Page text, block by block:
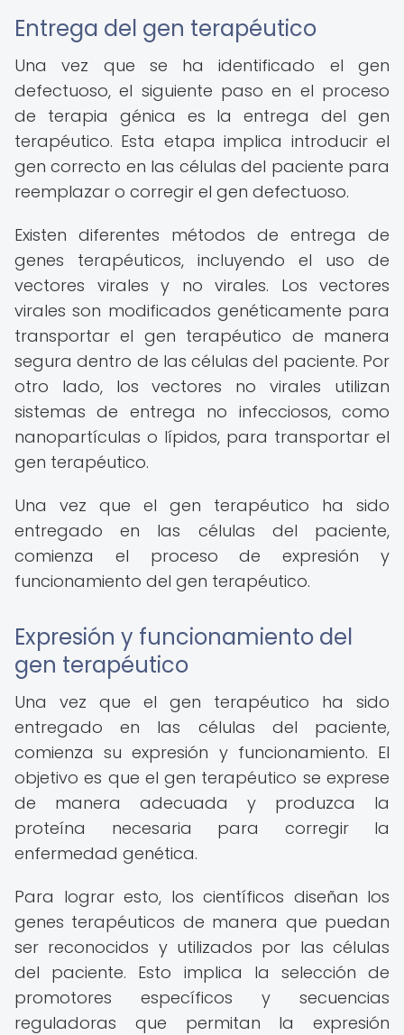
Entrega del gen terapéutico
Una vez que se ha identificado el gen
defectuoso, el siguiente paso en el proceso
de terapia génica es la entrega del gen
terapéutico. Esta etapa implica introducir el
gen correcto en las células del paciente para
reemplazar o corregir el gen defectuoso.
Existen diferentes métodos de entrega de
genes terapéuticos, incluyendo el uso de
vectores virales y no virales. Los vectores
virales son modificados genéticamente para
transportar el gen terapéutico de manera
segura dentro de las células del paciente. Por
otro lado, los vectores no virales utilizan
sistemas de entrega no infecciosos, como
nanopartículas o lípidos, para transportar el
gen terapéutico.
Una vez que el gen terapéutico ha sido
entregado en las células del paciente,
comienza el proceso de expresión y
funcionamiento del gen terapéutico.
Expresión y funcionamiento del
gen terapéutico
Una vez que el gen terapéutico ha sido
entregado en las células del paciente,
comienza su expresión y funcionamiento. El
objetivo es que el gen terapéutico se exprese
de manera adecuada y produzca la
proteína necesaria para corregir la
enfermedad genética.
Para lograr esto, los científicos diseñan los
genes terapéuticos de manera que puedan
ser reconocidos y utilizados por las células
del paciente. Esto implica la selección de
promotores específicos y secuencias
reguladoras que permitan la expresión